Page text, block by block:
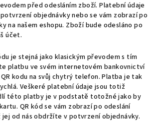
před odesláním zboží. Platební údaje
objednávky nebo se vám zobrazí po
na našem eshopu. Zboží bude odesláno po
účet.
je stejná jako klasickým převodem s tím
platbu ve svém internetovém bankovnictví
kodu na svůj chytrý telefon. Platba je tak
Veškeré platební údaje jsou totiž
této platby je v podstatě totožné jako by
QR kód se vám zobrazí po odeslání
od nás obdržíte v potvrzení objednávky.